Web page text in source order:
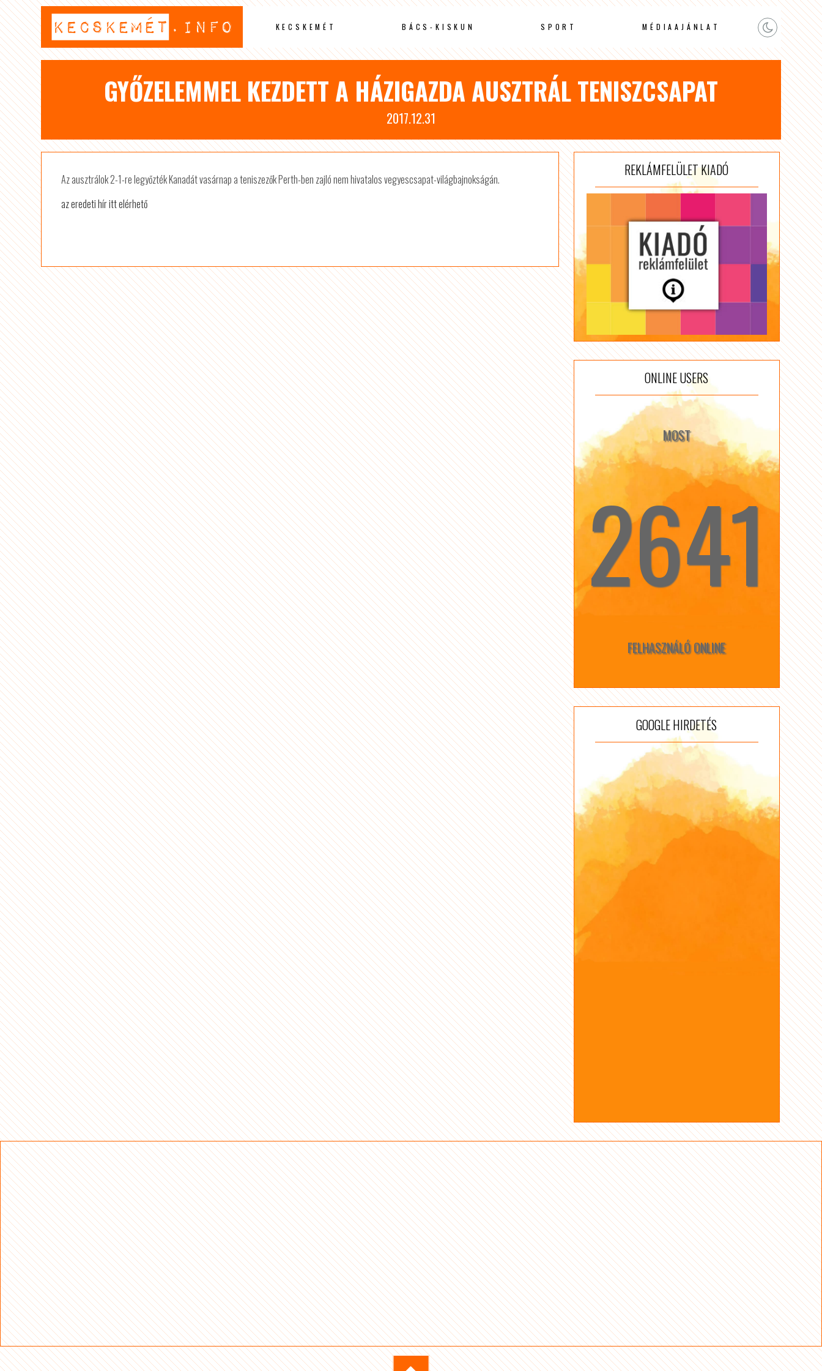
KECSKEMÉT BÁCS-KISKUN SPORT MÉDIAAJÁNLAT
GYŐZELEMMEL KEZDETT A HÁZIGAZDA AUSZTRÁL TENISZCSAPAT
2017.12.31
Az ausztrálok 2-1-re legyőzték Kanadát vasárnap a teniszezők Perth-ben zajló nem hivatalos vegyescsapat-világbajnokságán.
az eredeti hír itt elérhető
REKLÁMFELÜLET KIADÓ
ONLINE USERS
MOST
☆ 2641 ☆
FELHASZNÁLÓ ONLINE
GOOGLE HIRDETÉS